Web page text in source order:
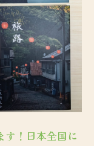
！日本全国に